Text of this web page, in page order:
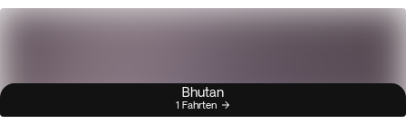
Bhutan
1 Fahrten